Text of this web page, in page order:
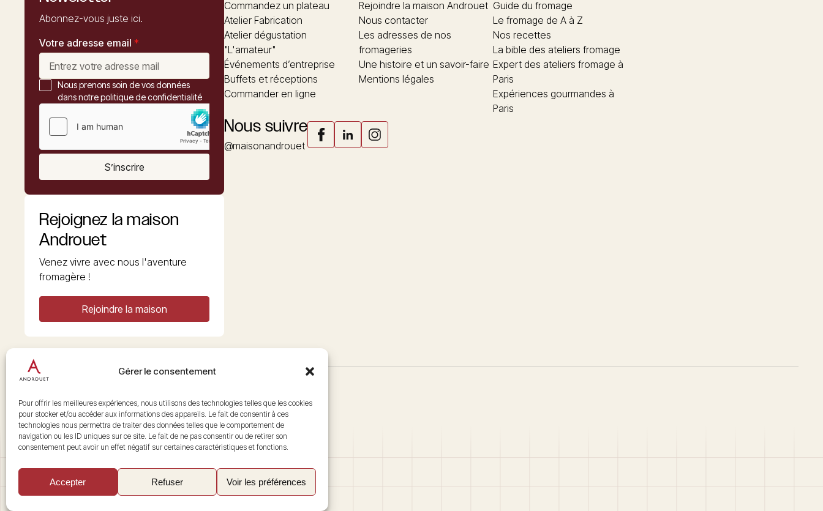
Gérer le consentement
Pour offrir les meilleures expériences, nous utilisons des technologies telles que les cookies
pour stocker et/ou accéder aux informations des appareils. Le fait de consentir à ces
technologies nous permettra de traiter des données telles que le comportement de
navigation ou les ID uniques sur ce site. Le fait de ne pas consentir ou de retirer son
consentement peut avoir un effet négatif sur certaines caractéristiques et fonctions.
Accepter Refuser Voir les préférences
Abonnez-vous juste ici.
Votre adresse email *
Nous prenons soin de vos données
dans notre politique de confidentialité
S’inscrire
Rejoignez la maison
Androuet
Venez vivre avec nous l'aventure
fromagère !
Rejoindre la maison
Commandez un plateau
Atelier Fabrication
Atelier dégustation
"L'amateur"
Événements d’entreprise
Buffets et réceptions
Commander en ligne
Rejoindre la maison Androuet
Nous contacter
Les adresses de nos
fromageries
Une histoire et un savoir-faire
Mentions légales
Guide du fromage
Le fromage de A à Z
Nos recettes
La bible des ateliers fromage
Expert des ateliers fromage à
Paris
Expériences gourmandes à
Paris
Nous suivre
@maisonandrouet